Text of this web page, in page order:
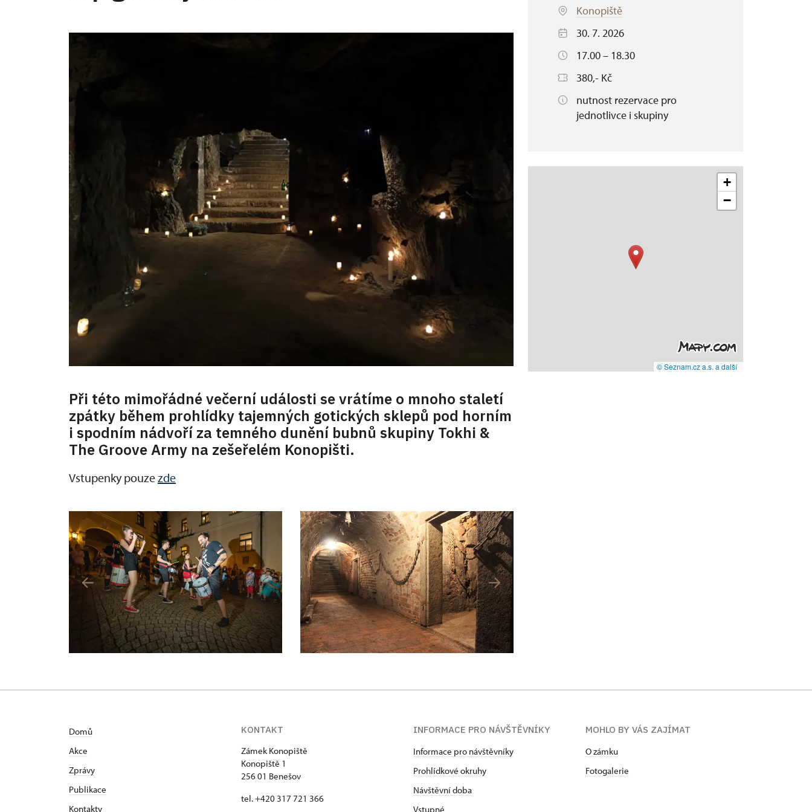
Při této mimořádné večerní události se vrátíme o mnoho staletí
zpátky během prohlídky tajemných gotických sklepů pod horním
i spodním nádvoří za temného dunění bubnů skupiny Tokhi &
The Groove Army na zešeřelém Konopišti.
Vstupenky pouzezde
Konopiště
30. 7. 2026
17.00 – 18.30
380,- Kč
nutnost rezervace pro
jednotlivce i skupiny
+
−
© Seznam.cz a.s. a další
Domů
Akce
Zprávy
Publikace
Kontakty
KONTAKT
Zámek Konopiště
Konopiště 1
256 01 Benešov
tel. +420 317 721 366
INFORMACE PRO NÁVŠTĚVNÍKY
Informace pro návštěvníky
Prohlídkové okruhy
Návštěvní doba
Vstupné
MOHLO BY VÁS ZAJÍMAT
O zámku
Fotogalerie